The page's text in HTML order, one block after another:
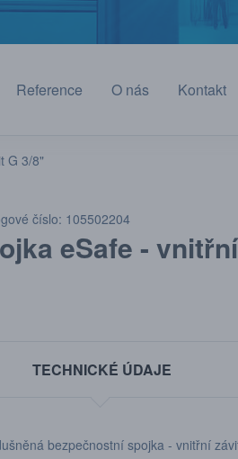
Reference O nás Kontakt
G 3/8"
číslo: 105502204
eSafe -
TECHNICKÉ ÚDAJE
bezpečnostní spojka - vnitřní